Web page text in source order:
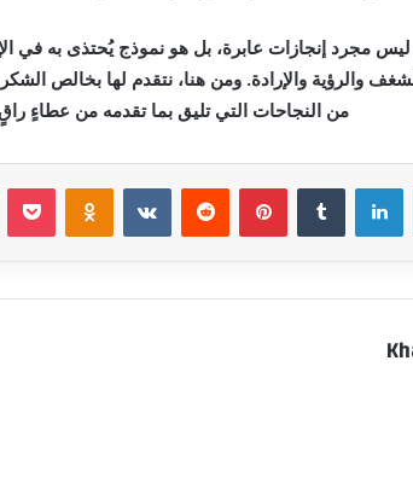
ليس مجرد إنجازات عابرة، بل هو نموذج يُحتذى به في
والرؤية والإرادة. ومن هنا، نتقدم لها بخالص الشكر
من النجاحات التي تليق بما تقدمه من عطاءٍ
لينكدإن ‏Tumblr بينتيريست ‏Reddit
‏VKontakte
Odnoklassniki